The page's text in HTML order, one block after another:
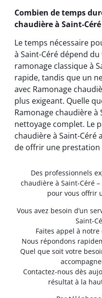
Combien de temps
chaudière à Saint-Céré
Le temps nécessaire
à Saint-Céré dépend
ramonage classique à
rapide, tandis que un
avec Ramonage
plus exigeant. Quelle
Ramonage chaudière
nettoyage complet. Le
chaudière à Saint-Céré
de offrir une prestation
Des professionnels
chaudière à Saint-Céré
pour vous offrir
Vous avez besoin d’un
Saint-
Faites appel à
Nous répondons
Quel que soit votre
Contactez-nous dès
résultat à la